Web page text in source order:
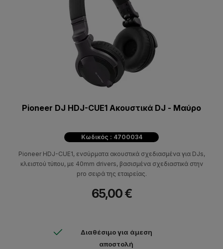
Pioneer DJ HDJ-CUE1 Ακουστικά DJ - Μαύρo
Κωδικός : 4700034
Pioneer HDJ-CUE1, ενσύρματα ακουστικά σχεδιασμένα για DJs,
κλειστού τύπου, με 40mm drivers, βασισμένα σχεδιαστικά στην
pro σειρά της εταιρείας.
65,00 €
Διαθέσιμο για άμεση
αποστολή